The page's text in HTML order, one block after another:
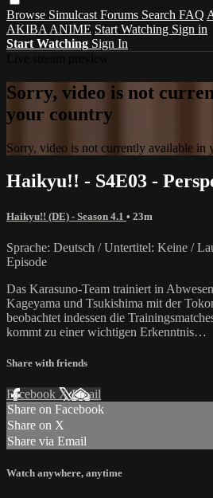
Browse Simulcast Forums Search FAQ
AKIBA ANIME Start Watching Sign in
Start Watching Sign In
Sorry, video is not
your country
Sorry, video is not currently available in
Haikyu!! - S4E03 -
Haikyu!! (DE) - Season 4.1 • 23m
Sprache: Deutsch / Untertitel: Keine /
Episode
Das Karasuno-Team trainiert in
Kageyama und Tsukishima mit der
beobachtet indessen die
kommt zu einer wichtigen Erkenntnis…
Share with friends
Facebook XEmail
Share on Facebook
Share on X
Share via Email
Watch anywhere, anytime